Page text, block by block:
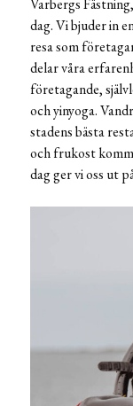
Varbergs
dag. Vi bjuder in
resa som
delar våra
företagande,
och yinyoga.
stadens bästa
och frukost
dag ger vi oss ut